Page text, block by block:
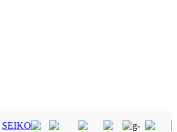
SEIKO